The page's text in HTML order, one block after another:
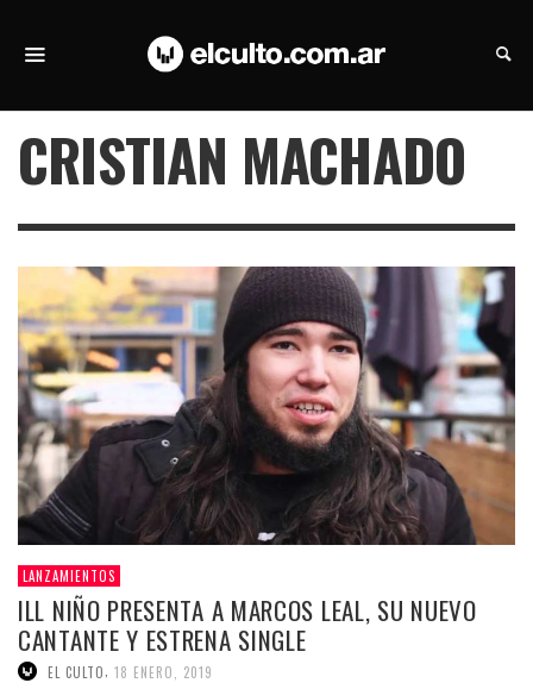
CRISTIAN MACHADO
LANZAMIENTOS
ILL NIÑO PRESENTA A MARCOS LEAL, SU NUEVO
CANTANTE Y ESTRENA SINGLE
EL CULTO 18 ENERO, 2019